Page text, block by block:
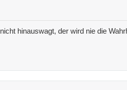
hinauswagt, der wird nie die